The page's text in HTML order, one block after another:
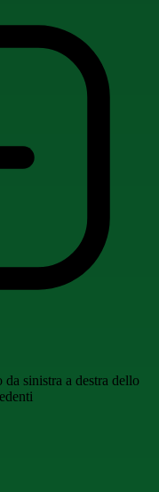
sinistra a destra dello